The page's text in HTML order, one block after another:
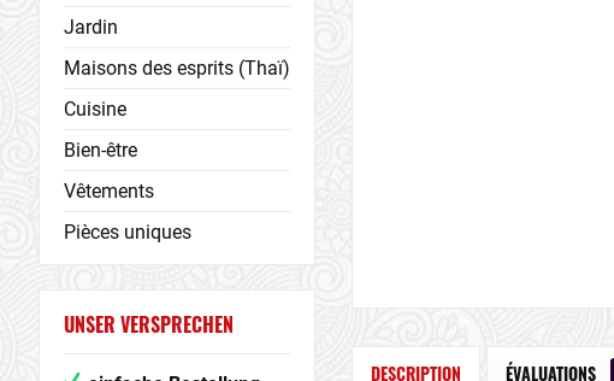
Jardin
Maisons des esprits (Thaï)
Cuisine
Bien-être
Vêtements
Pièces uniques
UNSER VERSPRECHEN
DESCRIPTION ÉVALUATIONS